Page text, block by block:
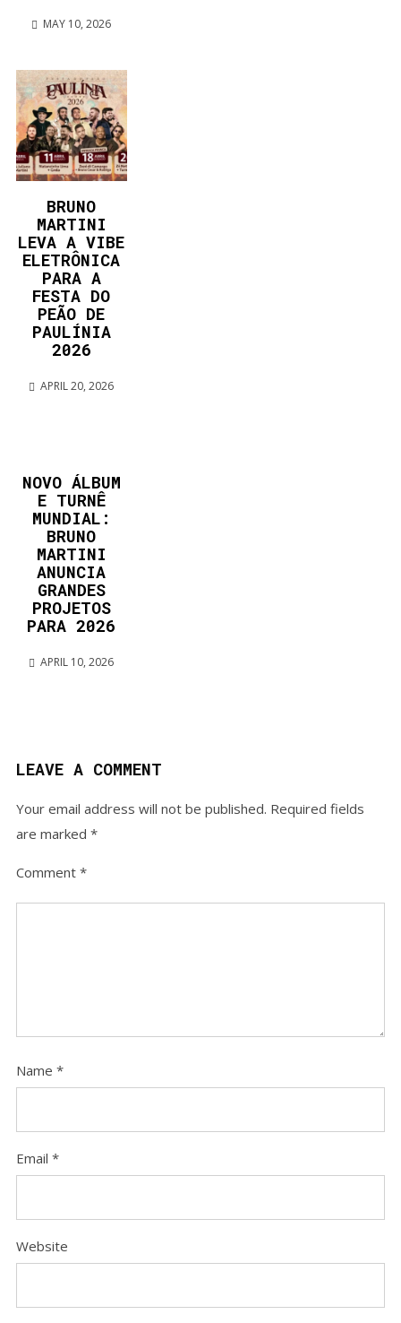
MAY 10, 2026
BRUNO
MARTINI
LEVA A VIBE
ELETRÔNICA
PARA A
FESTA DO
PEÃO DE
PAULÍNIA
2026
APRIL 20, 2026
NOVO ÁLBUM
E TURNÊ
MUNDIAL:
BRUNO
MARTINI
ANUNCIA
GRANDES
PROJETOS
PARA 2026
APRIL 10, 2026
LEAVE A COMMENT
Your email address will not be published. Required fields
are marked *
Comment *
Name *
Email *
Website